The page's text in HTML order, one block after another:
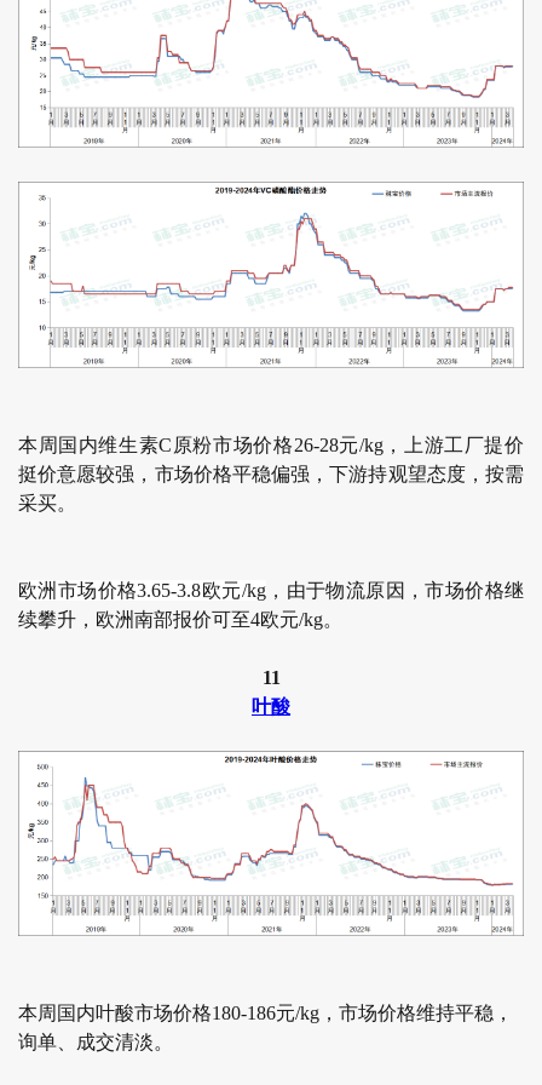
本周国内维生素C原粉市场价格26-28元/kg，上游工厂提价
挺价意愿较强，市场价格平稳偏强，下游持观望态度，按需
采买。
欧洲市场价格3.65-3.8欧元/kg，由于物流原因，市场价格继
续攀升，欧洲南部报价可至4欧元/kg。
11
叶酸
本周国内叶酸市场价格180-186元/kg，市场价格维持平稳，
询单、成交清淡。